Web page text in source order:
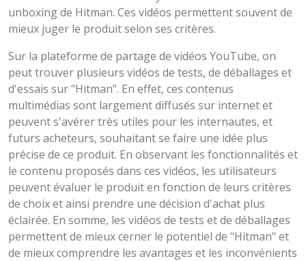
unboxing de Hitman. Ces vidéos permettent souvent de
mieux juger le produit selon ses critères.
Sur la plateforme de partage de vidéos YouTube, on
peut trouver plusieurs vidéos de tests, de déballages et
d'essais sur "Hitman". En effet, ces contenus
multimédias sont largement diffusés sur internet et
peuvent s'avérer très utiles pour les internautes, et
futurs acheteurs, souhaitant se faire une idée plus
précise de ce produit. En observant les fonctionnalités et
le contenu proposés dans ces vidéos, les utilisateurs
peuvent évaluer le produit en fonction de leurs critères
de choix et ainsi prendre une décision d'achat plus
éclairée. En somme, les vidéos de tests et de déballages
permettent de mieux cerner le potentiel de "Hitman" et
de mieux comprendre les avantages et les inconvénients